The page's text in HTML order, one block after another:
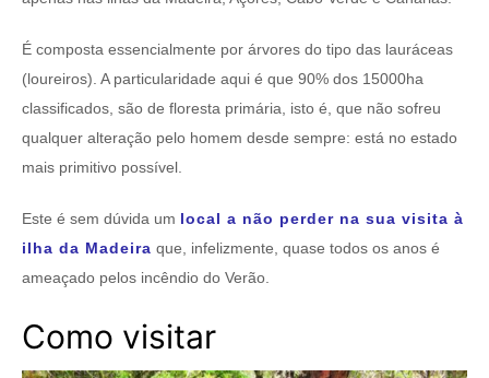
É composta essencialmente por árvores do tipo das lauráceas
(loureiros). A particularidade aqui é que 90% dos 15000ha
classificados, são de floresta primária, isto é, que não sofreu
qualquer alteração pelo homem desde sempre: está no estado
mais primitivo possível.
Este é sem dúvida um local a não perder na sua visita à
ilha da Madeira que, infelizmente, quase todos os anos é
ameaçado pelos incêndio do Verão.
Como visitar